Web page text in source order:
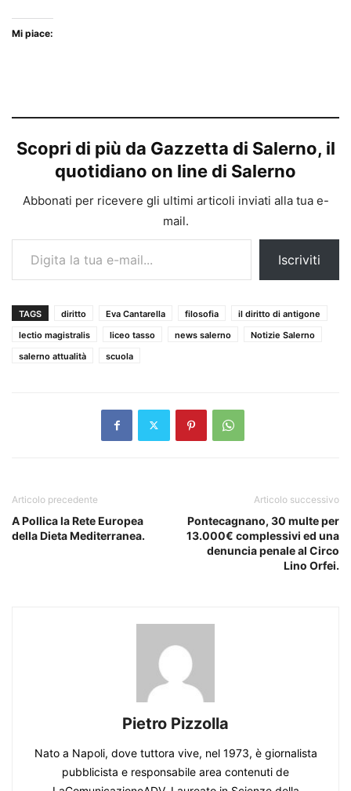
Mi piace:
Scopri di più da Gazzetta di Salerno, il
quotidiano on line di Salerno
Abbonati per ricevere gli ultimi articoli inviati alla tua e-
mail.
Digita la tua e-mail...
Iscriviti
TAGS diritto Eva Cantarella filosofia
il diritto di antigone
lectio magistralis
liceo tasso news salerno
Notizie Salerno
salerno attualità
scuola
Articolo precedente
A Pollica la Rete Europea
della Dieta Mediterranea.
Articolo successivo
Pontecagnano, 30 multe per
13.000€ complessivi ed una
denuncia penale al Circo
Lino Orfei.
Pietro Pizzolla
Nato a Napoli, dove tuttora vive, nel 1973, è giornalista
pubblicista e responsabile area contenuti de